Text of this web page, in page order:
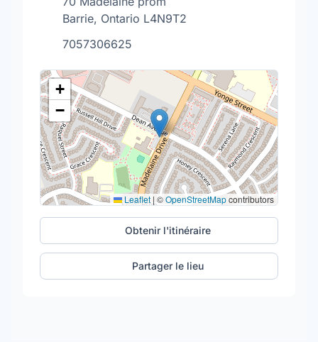
Barrie, Ontario L4N9T2
7057306625
+
−
Leaflet | ©OpenStreetMapcontributors
Obtenir l'itinéraire
Partager le lieu